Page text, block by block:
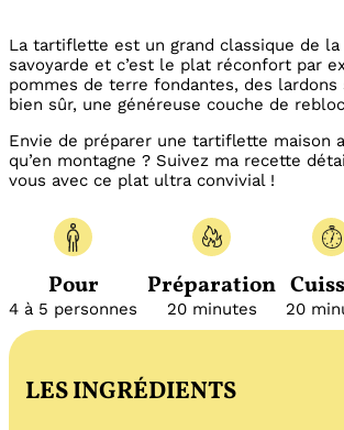
La tartiflette est un grand classique de la
savoyarde et c’est le plat réconfort par
pommes de terre fondantes, des lardons
bien sûr, une généreuse couche de
Envie de préparer une tartiflette maison
qu’en montagne ? Suivez ma recette
vous avec ce plat ultra convivial !
Pour
4 à 5 personnes
Préparation
20 minutes 20
LES INGRÉDIENTS